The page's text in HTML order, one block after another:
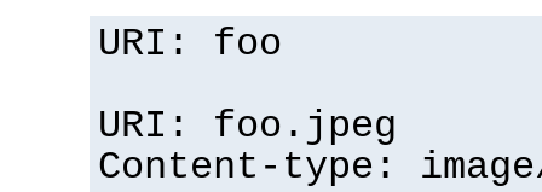
URI: foo
URI: foo.jpeg
Content-type: